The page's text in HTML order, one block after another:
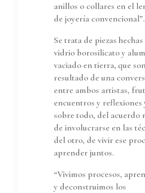
anillos o collares en el
de joyería convencional”.
Se trata de piezas
vidrio borosilicato y
vaciado en tierra, que
resultado de una
entre ambos artistas,
encuentros y reflexiones
sobre todo, del acuerdo
de involucrarse en las
del otro, de vivir ese
aprender juntos.
“Vivimos procesos,
y deconstruimos los